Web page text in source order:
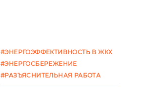
#ЭНЕРГОЭФФЕКТИВНОСТЬ В ЖКХ
#ЭНЕРГОСБЕРЕЖЕНИЕ
#РАЗЪЯСНИТЕЛЬНАЯ РАБОТА